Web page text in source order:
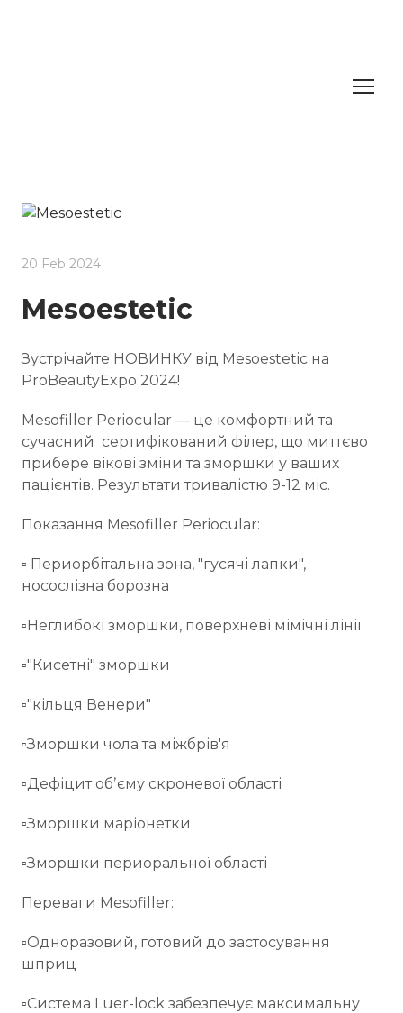
20 Feb 2024
Mesoestetic
Зустрічайте НОВИНКУ від Mesoestetic на
ProBeautyExpo 2024!
Mesofiller Periocular — це комфортний та
сучасний сертифікований філер, що миттєво
прибере вікові зміни та зморшки у ваших
пацієнтів. Результати тривалістю 9-12 міс.
Показання Mesofiller Periocular:
▫️ Периорбітальна зона, "гусячі лапки",
носослізна борозна
▫️Неглибокі зморшки, поверхневі мімічні лінії
▫️"Кисетні" зморшки
▫️"кільця Венери"
▫️Зморшки чола та міжбрів'я
▫️Дефіцит обʼєму скроневої області
▫️Зморшки маріонетки
▫️Зморшки периоральної області
Переваги Mesofiller:
▫️Одноразовий, готовий до застосування
шприц
▫️Система Luer-lock забезпечує максимальну